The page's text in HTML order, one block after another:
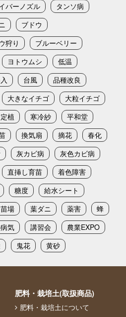
バーノズル
タンソ病
ブドウ
狩り
ブルーベリー
ヨトウムシ
低温
台風
品種改良
大きなイチゴ
大粒イチゴ
定植 寒冷紗
平和堂
換気扇 摘花
春化
灰カビ病
灰色カビ病
直挿し育苗
着色障害
糖度
給水シート
苗場 葉ダニ 薬害
蜂
気 講習会
農業EXPO
鬼花 黄砂
肥料・栽培土(取扱商品)
肥料・栽培土について